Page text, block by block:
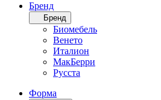
Бренд
Бренд
Биомебель
Венето
Италион
МакБерри
Русста
Форма